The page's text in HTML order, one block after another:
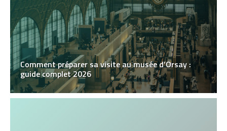
Comment préparer sa visite au musée d’Orsay :
guide complet 2026